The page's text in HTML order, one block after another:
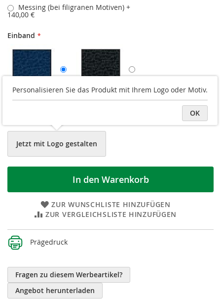
Messing (bei filigranen Motiven) +
140,00 €
Einband
Balacron
Balacron
Jetzt mit Logo gestalten
In den Warenkorb
ZUR WUNSCHLISTE HINZUFÜGEN
ZUR VERGLEICHSLISTE HINZUFÜGEN
Weitere
Informationen
Prägedruck
Fragen zu diesem Werbeartikel?
Angebot herunterladen
Personalisieren Sie das Produkt mit Ihrem Logo oder Motiv.
OK